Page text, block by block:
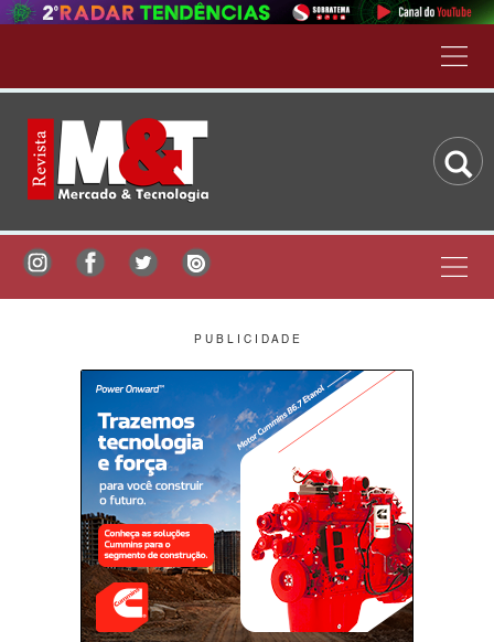
P U B L I C I D A D E